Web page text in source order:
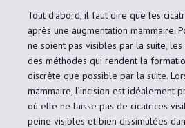
Tout d’abord, il faut dire que les
après une augmentation mammaire.
ne soient pas visibles par la suite,
des méthodes qui rendent la
discrète que possible par la suite.
mammaire, l’incision est idéalement
où elle ne laisse pas de cicatrices
peine visibles et bien dissimulées